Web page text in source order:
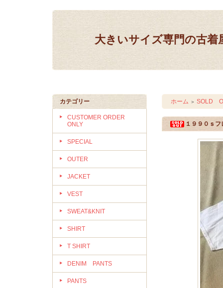
大きいサイズ専門の古
カテゴリー
CUSTOMER ORDER
ONLY
SPECIAL
OUTER
JACKET
VEST
SWEAT&KNIT
SHIRT
T SHIRT
DENIM PANTS
PANTS
ホーム ＞ SOLD
１９９０ｓ